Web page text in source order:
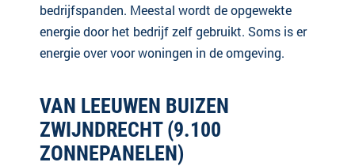
bedrijfspanden. Meestal wordt de opgewekte
energie door het bedrijf zelf gebruikt. Soms is er
energie over voor woningen in de omgeving.
VAN LEEUWEN BUIZEN
ZWIJNDRECHT (9.100
ZONNEPANELEN)